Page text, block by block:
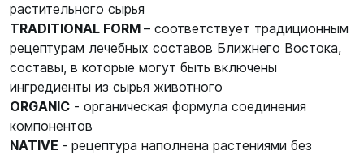
растительного сырья
TRADITIONAL FORM – соответствует традиционным
рецептурам лечебных составов Ближнего Востока,
составы, в которые могут быть включены
ингредиенты из сырья животного
ORGANIC - органическая формула соединения
компонентов
NATIVE - рецептура наполнена растениями без